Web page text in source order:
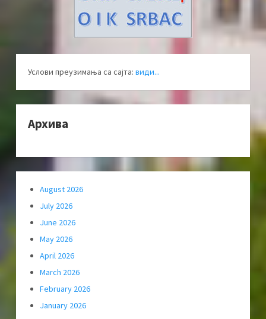
Услови преузимања са сајта: види...
Архива
August 2026
July 2026
June 2026
May 2026
April 2026
March 2026
February 2026
January 2026